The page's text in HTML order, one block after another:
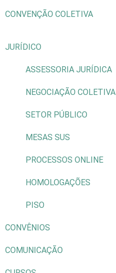
CONVENÇÃO COLETIVA
JURÍDICO
ASSESSORIA JURÍDICA
NEGOCIAÇÃO COLETIVA
SETOR PÚBLICO
MESAS SUS
PROCESSOS ONLINE
HOMOLOGAÇÕES
PISO
CONVÊNIOS
COMUNICAÇÃO